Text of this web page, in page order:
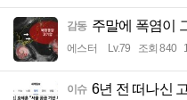
감동 주말에 폭염이
에스터 Lv.79 조회 840
이슈 6년 전 떠나신